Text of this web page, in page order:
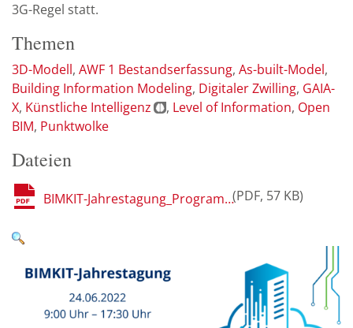
3G-Regel statt.
Themen
3D-Modell AWF 1 Bestandserfassung As-built-Model
Building Information Modeling Digitaler Zwilling GAIA-
X Künstliche Intelligenz Level of Information Open
BIM Punktwolke
Dateien
BIMKIT-Jahrestagung_Programm_.pdfPDF 57 KB